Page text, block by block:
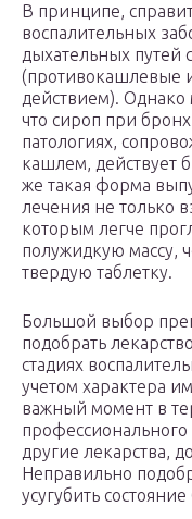
В принципе,
воспалительных
дыхательных путей
(противокашлевые
действием). Однако
что сироп при
патологиях,
кашлем, действует
же такая форма
лечения не только
которым легче
полужидкую массу,
твердую таблетку.
Большой выбор
подобрать
стадиях
учетом характера
важный момент в
другие лекарства,
Неправильно
усугубить